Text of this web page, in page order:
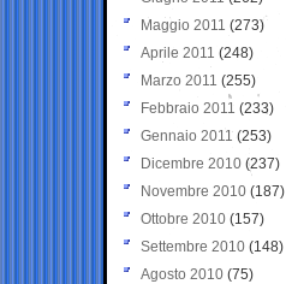
Maggio 2011 (273)
Aprile 2011 (248)
Marzo 2011 (255)
Febbraio 2011 (233)
Gennaio 2011 (253)
Dicembre 2010 (237)
Novembre 2010 (187)
Ottobre 2010 (157)
Settembre 2010 (148)
Agosto 2010 (75)